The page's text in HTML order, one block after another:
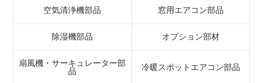
空気清浄機部品 窓用エアコン部品
除湿機部品 オプション部材
扇風機・サーキュレーター部
品
冷暖スポットエアコン部品